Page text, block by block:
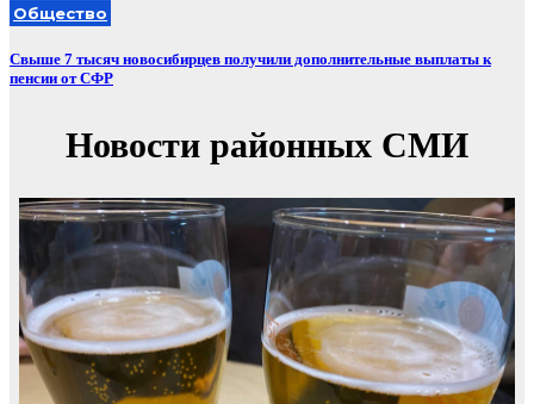
Общество
Свыше 7 тысяч новосибирцев получили дополнительные выплаты к
пенсии от СФР